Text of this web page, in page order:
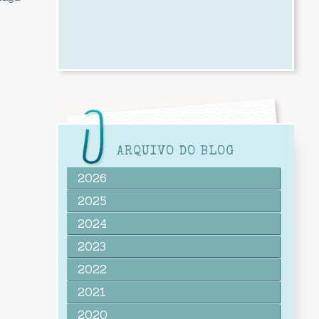
ARQUIVO DO BLOG
2026
2025
2024
2023
2022
2021
2020